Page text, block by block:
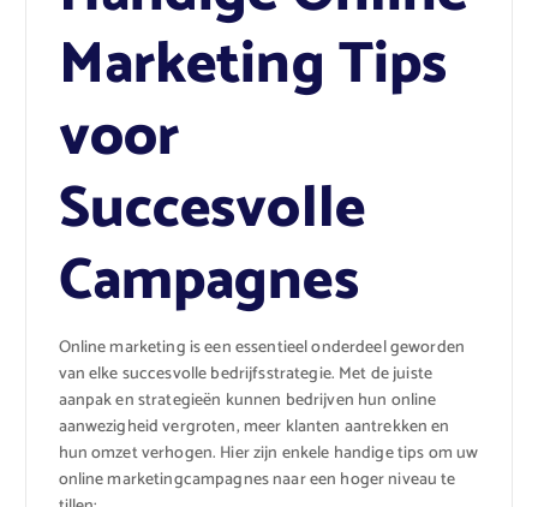
Marketing Tips
voor
Succesvolle
Campagnes
Online marketing is een essentieel onderdeel geworden
van elke succesvolle bedrijfsstrategie. Met de juiste
aanpak en strategieën kunnen bedrijven hun online
aanwezigheid vergroten, meer klanten aantrekken en
hun omzet verhogen. Hier zijn enkele handige tips om uw
online marketingcampagnes naar een hoger niveau te